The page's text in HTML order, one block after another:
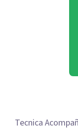
Tecnica